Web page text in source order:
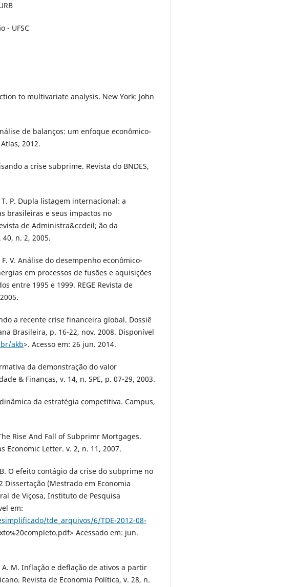
- UFSC
to multivariate analysis. New York: John
de balanços: um enfoque econômico-
2012.
a crise subprime. Revista do BNDES,
T. P. Dupla listagem internacional: a
brasileiras e seus impactos no
de Administra&ccdeil; ão da
n. 2, 2005.
F. V. Análise do desempenho econômico-
em processos de fusões e aquisições
entre 1995 e 1999. REGE Revista de
a recente crise financeira global. Dossiê
Brasileira, p. 16-22, nov. 2008. Disponível
akb>. Acesso em: 26 jun. 2014.
da demonstração do valor
& Finanças, v. 14, n. SPE, p. 07-29, 2003.
dinâmica da estratégia competitiva. Campus,
Rise And Fall of Subprimr Mortgages.
Economic Letter. v. 2, n. 11, 2007.
B. O efeito contágio da crise do subprime no
Dissertação (Mestrado em Economia
de Viçosa, Instituto de Pesquisa
em:
tde_arquivos/6/TDE-2012-08-
Acessado em: jun.
A. M. Inflação e deflação de ativos a partir
Revista de Economia Política, v. 28, n.